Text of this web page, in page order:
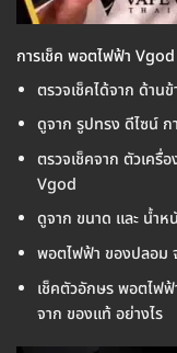
การเช็ค พอตไฟฟ้า
ตรวจเช็คได้จาก ด้าน
ดูจาก รูปทรง ดีไซน์
ตรวจเช็คจาก ตัวเครื่
Vgod
ดูจาก ขนาด และ น้ำ
พอตไฟฟ้า ของปลอม
เช็คตัวอักษร พอตไฟ
จาก ของแท้ อย่างไร